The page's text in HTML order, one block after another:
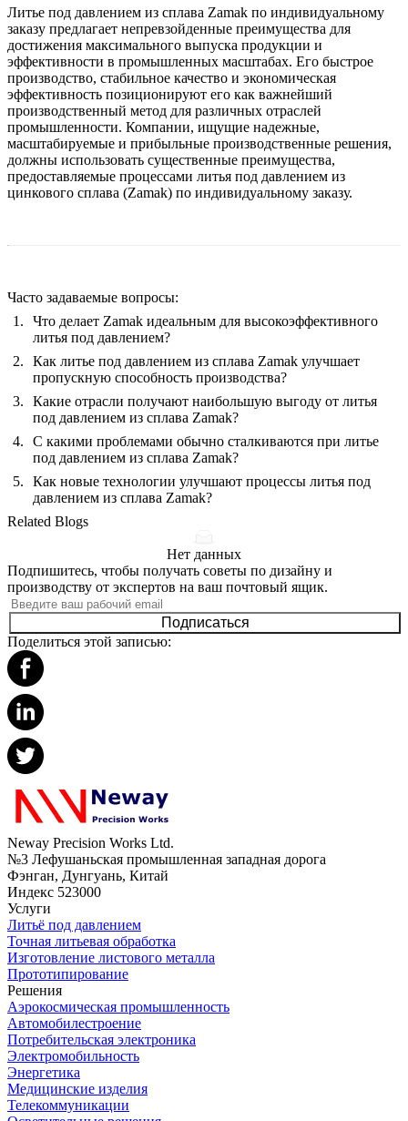
Литье под давлением из сплава Zamak по индивидуальному
заказу предлагает непревзойденные преимущества для
достижения максимального выпуска продукции и
эффективности в промышленных масштабах. Его быстрое
производство, стабильное качество и экономическая
эффективность позиционируют его как важнейший
производственный метод для различных отраслей
промышленности. Компании, ищущие надежные,
масштабируемые и прибыльные производственные решения,
должны использовать существенные преимущества,
предоставляемые процессами литья под давлением из
цинкового сплава (Zamak) по индивидуальному заказу.
Часто задаваемые вопросы:
Что делает Zamak идеальным для высокоэффективного
литья под давлением?
Как литье под давлением из сплава Zamak улучшает
пропускную способность производства?
Какие отрасли получают наибольшую выгоду от литья
под давлением из сплава Zamak?
С какими проблемами обычно сталкиваются при литье
под давлением из сплава Zamak?
Как новые технологии улучшают процессы литья под
давлением из сплава Zamak?
Related Blogs
Нет данных
Подпишитесь, чтобы получать советы по дизайну и
производству от экспертов на ваш почтовый ящик.
Подписаться
Поделиться этой записью:
Neway Precision Works Ltd.
№3 Лефушаньская промышленная западная дорога
Фэнган, Дунгуань, Китай
Индекс 523000
Услуги
Литьё под давлением
Точная литьевая обработка
Изготовление листового металла
Прототипирование
Решения
Аэрокосмическая промышленность
Автомобилестроение
Потребительская электроника
Электромобильность
Энергетика
Медицинские изделия
Телекоммуникации